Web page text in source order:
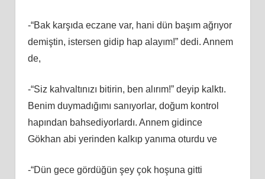
-“Bak karşıda eczane var, hani dün başım ağrıyor
demiştin, istersen gidip hap alayım!” dedi. Annem
de,
-“Siz kahvaltınızı bitirin, ben alırım!” deyip kalktı.
Benim duymadığımı sanıyorlar, doğum kontrol
hapından bahsediyorlardı. Annem gidince
Gökhan abi yerinden kalkıp yanıma oturdu ve
-“Dün gece gördüğün şey çok hoşuna gitti